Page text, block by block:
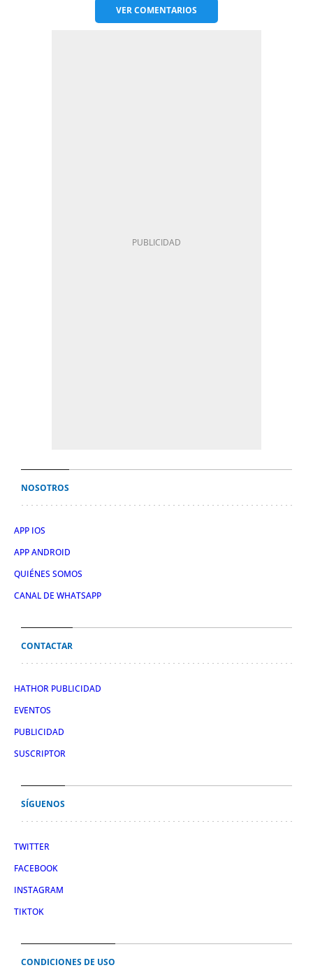
VERCOMENTARIOS
NOSOTROS
APP IOS
APP ANDROID
QUIÉNES SOMOS
CANAL DE WHATSAPP
CONTACTAR
HATHOR PUBLICIDAD
EVENTOS
PUBLICIDAD
SUSCRIPTOR
SÍGUENOS
TWITTER
FACEBOOK
INSTAGRAM
TIKTOK
CONDICIONES DE USO